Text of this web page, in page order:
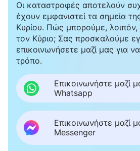
κακόβουλη σκέψη: «Είμαι
έργο ποτίσματος. Αν
να με αφήσεις να σώσω την
βρω έναν λόγο και θα σε
των νεοφώτιστων, επειδή, αν
θα καταστρέψεις την εικόνα
εμένα». Όταν μου πέρασε απ’
σκέψη, η καρδιά μου
«Πώς είναι δυνατό να έκανα
Οι καταστροφές αποτελούν
έχουν εμφανιστεί τα σημεία
Κυρίου. Πώς μπορούμε,
τον Κύριο; Σας προσκαλούμε
επικοινωνήσετε μαζί μας για
τρόπο.
Επικοινωνήστε μαζί
Whatsapp
Επικοινωνήστε μαζί
Messenger